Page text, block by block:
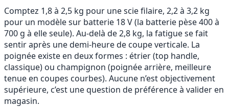
Comptez 1,8 à 2,5 kg pour une scie filaire, 2,2 à 3,2 kg
pour un modèle sur batterie 18 V (la batterie pèse 400 à
700 g à elle seule). Au-delà de 2,8 kg, la fatigue se fait
sentir après une demi-heure de coupe verticale. La
poignée existe en deux formes : étrier (top handle,
classique) ou champignon (poignée arrière, meilleure
tenue en coupes courbes). Aucune n’est objectivement
supérieure, c’est une question de préférence à valider en
magasin.